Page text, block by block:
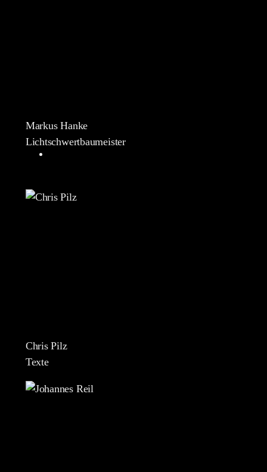
Markus Hanke
Lichtschwertbaumeister
Chris Pilz
Texte